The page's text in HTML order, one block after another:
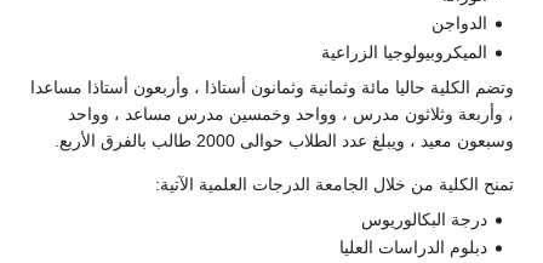
الدواجن
الميكروبيولوجيا الزراعية
وتضم الكلية حاليا مائة وثمانية وثمانون أستاذا ، وأربعون أستاذا مساعدا
، وأربعة وثلاثون مدرس ، وواحد وخمسين مدرس مساعد ، وواحد
وسبعون معيد ، ويبلغ عدد الطلاب حوالى 2000 طالب بالفرق الأربع.
تمنح الكلية من خلال الجامعة الدرجات العلمية الآتية:
درجة البكالوريوس
دبلوم الدراسات العليا